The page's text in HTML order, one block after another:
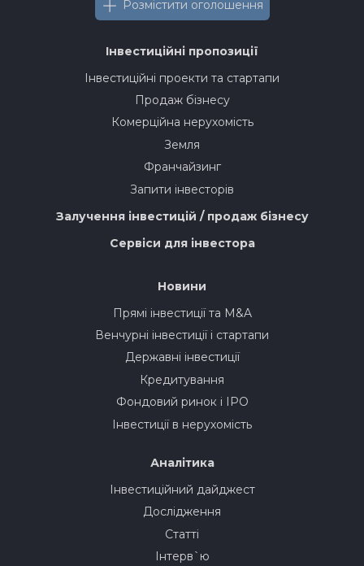
Розмістити оголошення
Інвестиційні пропозиції
Інвестиційні проекти та стартапи
Продаж бізнесу
Комерційна нерухомість
Земля
Франчайзинг
Запити інвесторів
Залучення інвестицій / продаж бізнесу
Сервіси для інвестора
Новини
Прямі інвестиції та M&A
Венчурні інвестиції і стартапи
Державні інвестиції
Кредитування
Фондовий ринок і IPO
Інвестиції в нерухомість
Аналітика
Інвестиційний дайджест
Дослідження
Статті
Інтерв`ю